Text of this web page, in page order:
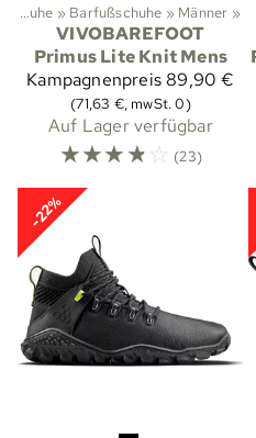
Schuhe ‪» Barfußschuhe ‪» Männer ‪»
VIVOBAREFOOT
Primus Lite Knit Mens
Kampagnenpreis 89,90 €
(71,63 €, mwSt. 0)
Auf Lager verfügbar
☆☆☆☆ ☆ (23)
‪» Aktivitäten im Freien ‪»
-22%